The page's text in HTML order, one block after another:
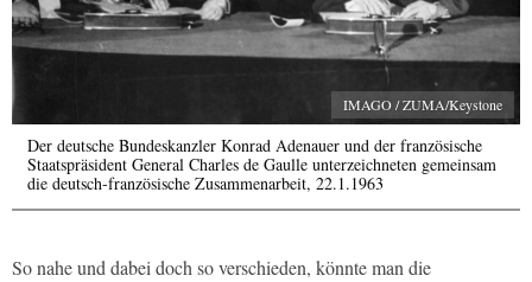
IMAGO / ZUMA/Keystone
Der deutsche Bundeskanzler Konrad Adenauer und der französische
Staatspräsident General Charles de Gaulle unterzeichneten gemeinsam
die deutsch-französische Zusammenarbeit, 22.1.1963
So nahe und dabei doch so verschieden, könnte man die